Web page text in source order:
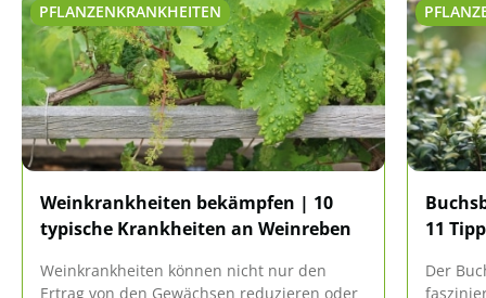
PFLANZENKRANKHEITEN
Weinkrankheiten bekämpfen | 10
typische Krankheiten an Weinreben
Weinkrankheiten können nicht nur den
Ertrag von den Gewächsen reduzieren oder
11
Der